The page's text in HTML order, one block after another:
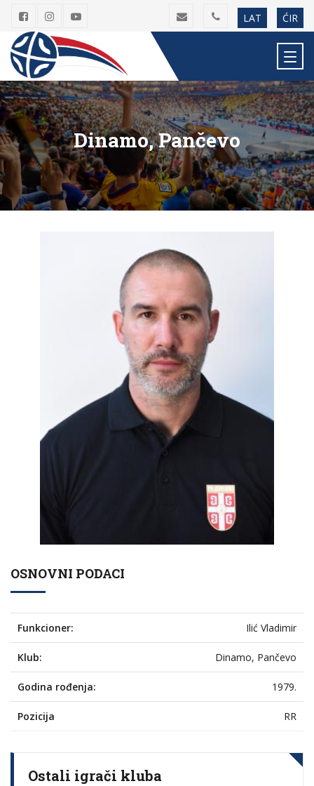
LAT ĆIR
Dinamo, Pančevo
OSNOVNI PODACI
Funkcioner: Ilić Vladimir
Klub: Dinamo, Pančevo
Godina rođenja: 1979.
Pozicija RR
Ostali igrači kluba